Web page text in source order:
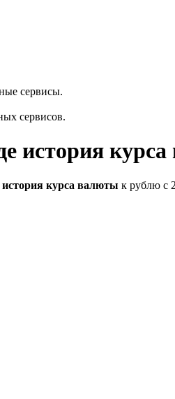
сервисы.
сервисов.
история
курса валюты к рублю с